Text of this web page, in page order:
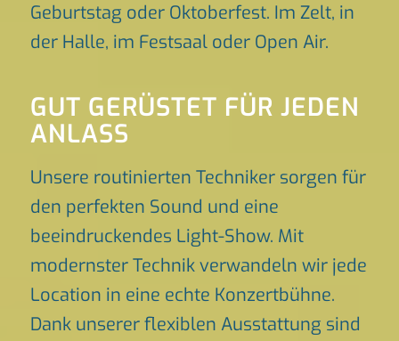
Geburtstag oder Oktoberfest. Im Zelt, in
der Halle, im Festsaal oder Open Air.
GUT GERÜSTET FÜR JEDEN
ANLASS
Unsere routinierten Techniker sorgen für
den perfekten Sound und eine
beeindruckendes Light-Show. Mit
modernster Technik verwandeln wir jede
Location in eine echte Konzertbühne.
Dank unserer flexiblen Ausstattung sind